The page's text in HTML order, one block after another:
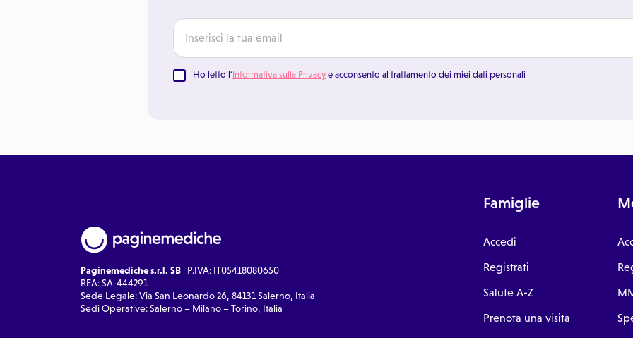
Ho letto l'Informativa sulla Privacy e acconsento al trattamento dei miei dati personali
Paginemediche s.r.l. SB | P.IVA: IT05418080650
REA: SA-444291
Sede Legale: Via San Leonardo 26, 84131 Salerno, Italia
Sedi Operative: Salerno – Milano – Torino, Italia
Famiglie
Accedi
Registrati
Salute A-Z
Prenota una visita